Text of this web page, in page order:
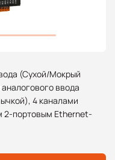
(Сухой/Мокрый
ввода
4 каналами
2-портовым Ethernet-